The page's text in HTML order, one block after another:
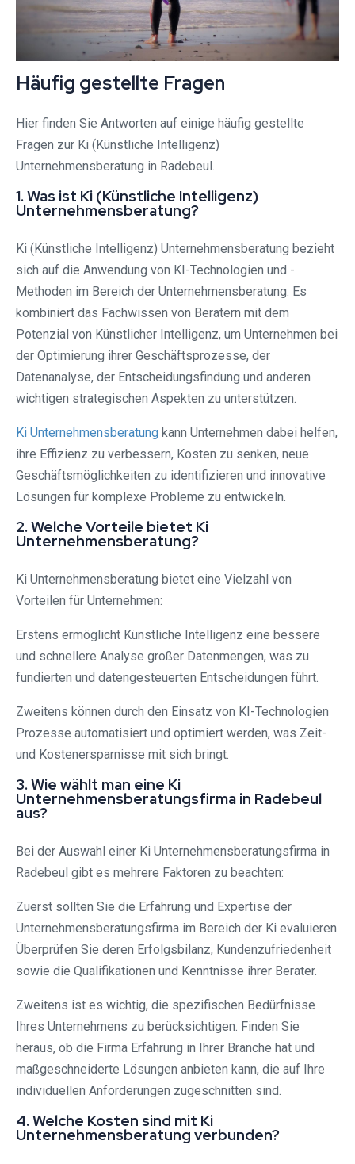
Häufig gestellte Fragen
Hier finden Sie Antworten auf einige häufig gestellte
Fragen zur Ki (Künstliche Intelligenz)
Unternehmensberatung in Radebeul.
1. Was ist Ki (Künstliche Intelligenz)
Unternehmensberatung?
Ki (Künstliche Intelligenz) Unternehmensberatung bezieht
sich auf die Anwendung von KI-Technologien und -
Methoden im Bereich der Unternehmensberatung. Es
kombiniert das Fachwissen von Beratern mit dem
Potenzial von Künstlicher Intelligenz, um Unternehmen bei
der Optimierung ihrer Geschäftsprozesse, der
Datenanalyse, der Entscheidungsfindung und anderen
wichtigen strategischen Aspekten zu unterstützen.
Ki Unternehmensberatung kann Unternehmen dabei helfen,
ihre Effizienz zu verbessern, Kosten zu senken, neue
Geschäftsmöglichkeiten zu identifizieren und innovative
Lösungen für komplexe Probleme zu entwickeln.
2. Welche Vorteile bietet Ki
Unternehmensberatung?
Ki Unternehmensberatung bietet eine Vielzahl von
Vorteilen für Unternehmen:
Erstens ermöglicht Künstliche Intelligenz eine bessere
und schnellere Analyse großer Datenmengen, was zu
fundierten und datengesteuerten Entscheidungen führt.
Zweitens können durch den Einsatz von KI-Technologien
Prozesse automatisiert und optimiert werden, was Zeit-
und Kostenersparnisse mit sich bringt.
3. Wie wählt man eine Ki
Unternehmensberatungsfirma in Radebeul
aus?
Bei der Auswahl einer Ki Unternehmensberatungsfirma in
Radebeul gibt es mehrere Faktoren zu beachten:
Zuerst sollten Sie die Erfahrung und Expertise der
Unternehmensberatungsfirma im Bereich der Ki evaluieren.
Überprüfen Sie deren Erfolgsbilanz, Kundenzufriedenheit
sowie die Qualifikationen und Kenntnisse ihrer Berater.
Zweitens ist es wichtig, die spezifischen Bedürfnisse
Ihres Unternehmens zu berücksichtigen. Finden Sie
heraus, ob die Firma Erfahrung in Ihrer Branche hat und
maßgeschneiderte Lösungen anbieten kann, die auf Ihre
individuellen Anforderungen zugeschnitten sind.
4. Welche Kosten sind mit Ki
Unternehmensberatung verbunden?